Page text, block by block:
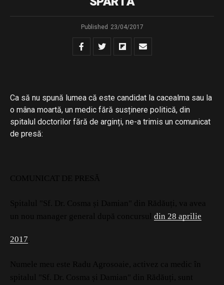
Published 23/04/2017
Ca să nu spună lumea că este candidat la cacealma sau la
o mâna moartă, un medic fără susținere politică, din
spitalul doctorilor fără de arginți, ne-a trimis un comunicat
de presă:
COMUNICAT DE PRESĂ
Spitalul "Sf. Dr. Cosma și Damian" din Rădăuți, va avea
un nou manager general după concursul din 28 aprilie
2017
Numele meu este Radu Agrosoaie, activez ca medic în
spitalul "Sf. Dr. Cosma și Damian" din Rădăuți, sunt